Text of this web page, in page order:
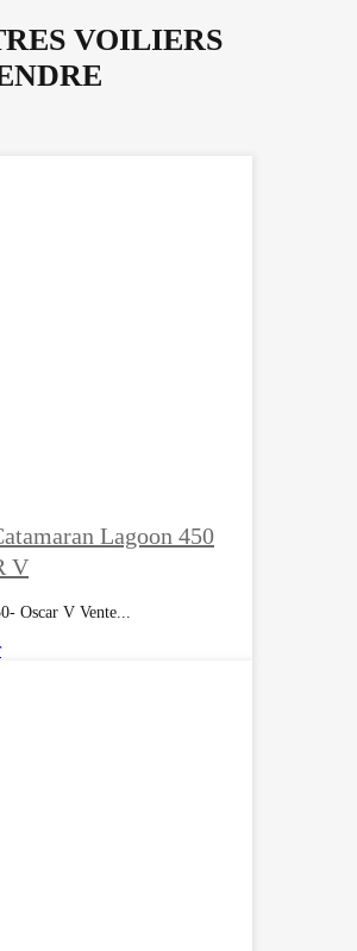
VOILIERS
Lagoon 450
V
Oscar V Vente...